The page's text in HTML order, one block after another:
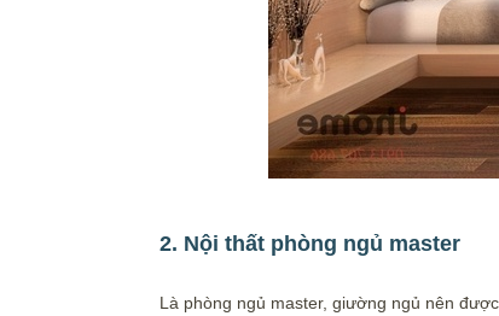
2. Nội thất phòng ngủ master
Là phòng ngủ master, giường ngủ nên